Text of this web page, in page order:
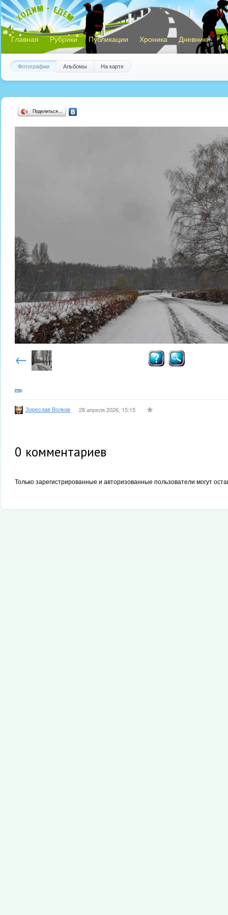
Главная Рубрики Публикации Хроника Дневники
Фотографии Альбомы На карте
Поделиться…
←
Зореслав Волков 28 апреля 2026, 15:15
0 комментариев
Только зарегистрированные и авторизованные пользователи могут